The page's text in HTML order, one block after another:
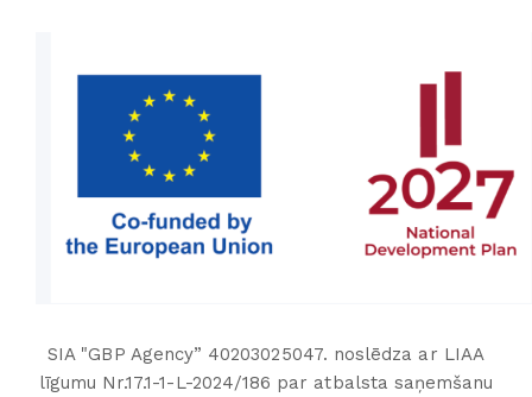
SIA "GBP Agency” 40203025047. noslēdza ar LIAA
līgumu Nr.17.1-1-L-2024/186 par atbalsta saņemšanu